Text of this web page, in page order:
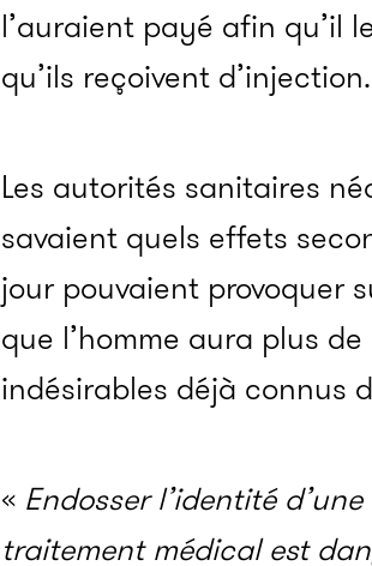
l’auraient payé afin qu’il
qu’ils reçoivent d’injection.
Les autorités sanitaires
savaient quels effets
jour pouvaient provoquer
que l’homme aura plus
indésirables déjà connus
« Endosser l’identité
traitement médical est